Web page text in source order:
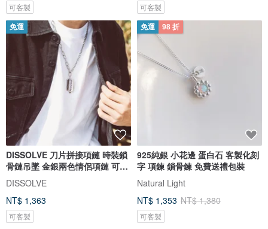
可客製 可客製
免運
DISSOLVE 刀片拼接項鏈 時裝鎖
骨鏈吊墜 金銀兩色情侶項鏈 可刻
字
DISSOLVE
NT$ 1,363
可客製
免運 98 折
925純銀 小花邊 蛋白石 客製化刻
字 項鍊 鎖骨鍊 免費送禮包裝
Natural Light
NT$ 1,353 NT$ 1,380
可客製